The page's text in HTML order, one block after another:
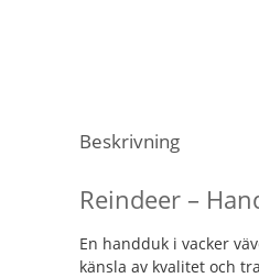
Beskrivning
Reindeer –
En handduk i vacker
känsla av kvalitet och